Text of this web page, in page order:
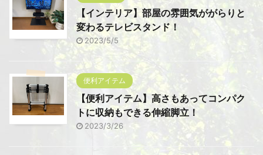
【インテリア】部屋の雰囲気ががらりと
変わるテレビスタンド！
2023/5/5
便利アイテム
【便利アイテム】高さもあってコンパク
トに収納もできる伸縮脚立！
2023/3/26